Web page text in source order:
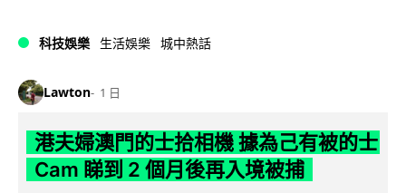
科技娛樂 生活娛樂 城中熱話
Lawton 1 日
港夫婦澳門的士拾相機 據為己有被的士
Cam 睇到 2 個月後再入境被捕